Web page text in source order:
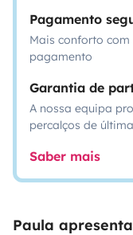
Pagamento
Mais conforto
pagamento
Garantia de
A nossa equipa
percalços de
Saber mais
Paula